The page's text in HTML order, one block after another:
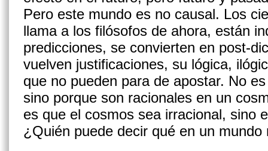
Pero este mundo es no causal. Los
llama a los filósofos de ahora, están
predicciones, se convierten en post-
vuelven justificaciones, su lógica,
que no pueden para de apostar. No
sino porque son racionales en un
es que el cosmos sea irracional, sino
¿Quién puede decir qué en un mundo